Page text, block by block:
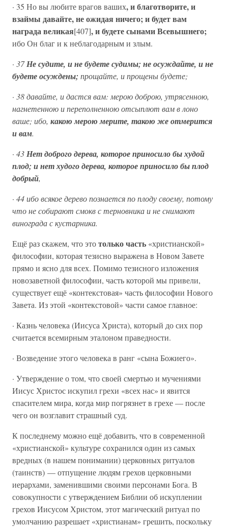
· 35 Но вы любите врагов ваших, и благотворите, и
взаймы давайте, не ожидая ничего; и будет вам
награда великая[407], и будете сынами Всевышнего;
ибо Он благ и к неблагодарным и злым.
· 37Не судите, и не будете судимы; не осуждайте, и не
будете осуждены; прощайте, и прощены будете;
· 38 давайте, и дастся вам: мерою доброю, утрясенною,
нагнетенною и переполненною отсыплют вам в лоно
ваше; ибо, какою мерою мерите, такою же отмерится
и вам.
· 43Нет доброго дерева, которое приносило бы худой
плод; и нет худого дерева, которое приносило бы плод
добрый,
· 44 ибо всякое дерево познается по плоду своему, потому
что не собирают смокв с терновника и не снимают
винограда с кустарника.
Ещё раз скажем, что этотолько часть «христианской»
философии, которая тезисно выражена в Новом Завете
прямо и ясно для всех. Помимо тезисного изложения
новозаветной философии, часть которой мы привели,
существует ещё «контекстовая» часть философии Нового
Завета. Из этой «контекстовой» части самое главное:
· Казнь человека (Иисуса Христа), который до сих пор
считается всемирным эталоном праведности.
· Возведение этого человека в ранг «сына Божиего».
· Утверждение о том, что своей смертью и мучениями
Иисус Христос искупил грехи «всех нас» и явится
спасителем мира, когда мир погрязнет в грехе — после
чего он возглавит страшный суд.
К последнему можно ещё добавить, что в современной
«христианской» культуре сохранился один из самых
вредных (в нашем понимании) церковных ритуалов
(таинств) — отпущение людям грехов церковными
иерархами, заменившими своими персонами Бога. В
совокупности с утверждением Библии об искуплении
грехов Иисусом Христом, этот магический ритуал по
умолчанию разрешает «христианам» грешить, поскольку